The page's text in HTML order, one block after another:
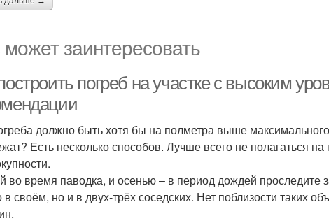
заинтересовать
погреб на участке с высоким
должно быть хотя бы на полметра выше
Есть несколько способов. Лучше всего не полагаться
во время паводка, и осенью – в период дождей проследите
в своём, но и в двух-трёх соседских. Нет поблизости таких